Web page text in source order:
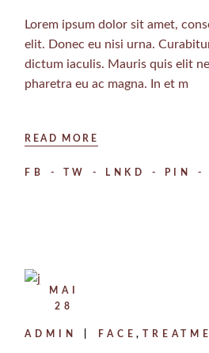
Lorem ipsum dolor sit amet,
elit. Donec eu nisi urna.
dictum iaculis. Mauris quis elit
pharetra eu ac magna. In et m
READ MORE
FB TW LNKD PIN
MAI
28
ADMIN FACE